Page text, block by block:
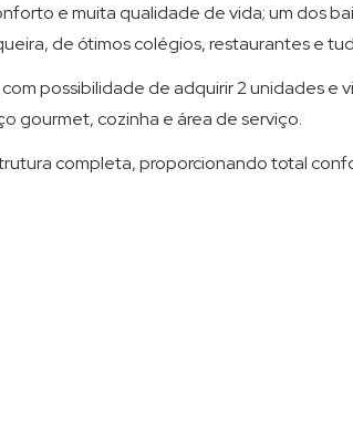
e muita qualidade de vida; um dos
de ótimos colégios, restaurantes e
possibilidade de adquirir 2 unidades e
gourmet, cozinha e área de serviço.
completa, proporcionando total